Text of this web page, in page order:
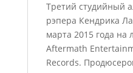
Третий студийный
рэпера Кендрика
марта 2015 года на
Aftermath
Records.